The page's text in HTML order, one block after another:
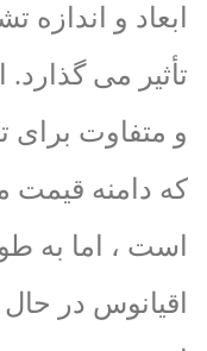
ابعاد و
تأثیر می
و متفاوت برای
که دامنه قیمت
است ، اما به